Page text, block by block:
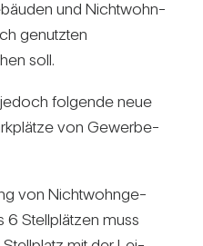
und Nicht­wohn­
genutzten
soll.
fol­gende neue
von Gewer­be­
von Nicht­wohn­ge­
6 Stell­plätzen muss